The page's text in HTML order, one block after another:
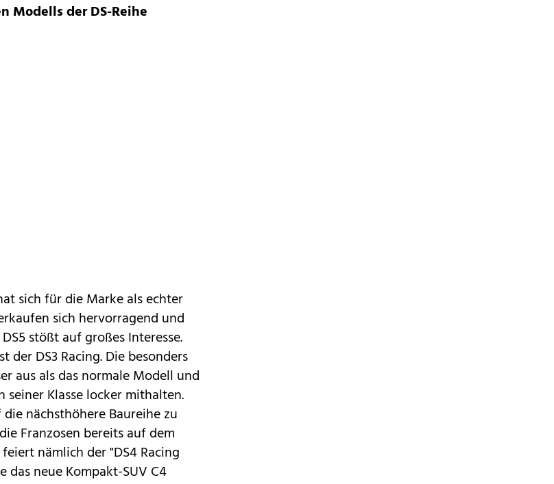
Modells der DS-Reihe
sich für die Marke als echter
sich hervorragend und
DS5stößt auf großes Interesse.
derDS3 Racing. Die besonders
aus als das normale Modell und
Klasse locker mithalten.
nächsthöhere Baureihe zu
Franzosen bereits auf dem
nämlich der "DS4 Racing
das neue Kompakt-SUV C4